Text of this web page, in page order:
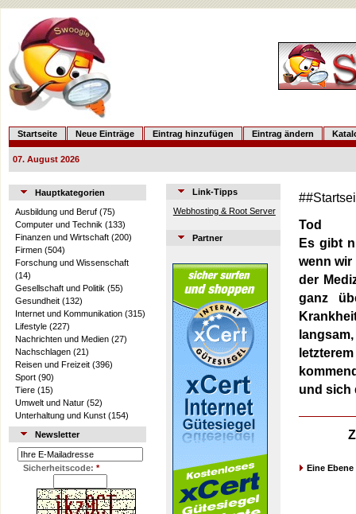
Startseite Neue Einträge Eintrag hinzufügen Eintrag ändern
07. August 2026
Hauptkategorien
Ausbildung und Beruf (75)
Computer und Technik (133)
Finanzen und Wirtschaft (200)
Firmen (504)
Forschung und Wissenschaft
(14)
Gesellschaft und Politik (55)
Gesundheit (132)
Internet und Kommunikation (315)
Lifestyle (227)
Nachrichten und Medien (27)
Nachschlagen (21)
Reisen und Freizeit (396)
Sport (90)
Tiere (15)
Umwelt und Natur (52)
Unterhaltung und Kunst (154)
Newsletter
Sicherheitscode: *
Link-Tipps
Webhosting & Root Server
Partner
Tod
Es gibt
wenn
der
ganz
und sich
Eine